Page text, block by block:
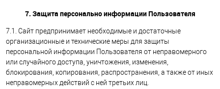
7. Защита персонально информации Пользователя
7.1. Сайт предпринимает необходимые и достаточные
организационные и технические меры для защиты
персональной информации Пользователя от неправомерного
или случайного доступа, уничтожения, изменения,
блокирования, копирования, распространения, а также от иных
неправомерных действий с ней третьих лиц.